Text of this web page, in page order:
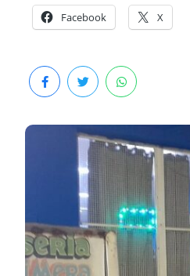
Facebook X